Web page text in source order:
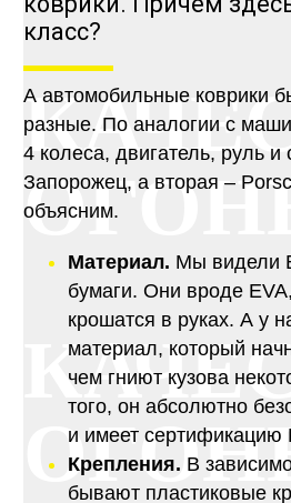
класс?
А автомобильные
разные. По аналогии с
4 колеса, двигатель, руль
Запорожец, а вторая –
объясним.
Материал. Мы видели
бумаги. Они вроде
крошатся в руках. А у
материал, который
чем гниют кузова
того, он абсолютно
и имеет
Крепления. В
бывают пластиковые